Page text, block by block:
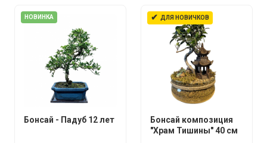
НОВИНКА
Бонсай - Падуб 12 лет
✔ ДЛЯ НОВИЧКОВ
Бонсай композиция
"Храм Тишины" 40 см